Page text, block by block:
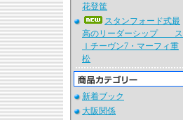
花登筐
スタンフォード式最
高のリーダーシップ ス
ｌチーヴン7・マーフィ重
松
新着ブック
大阪関係